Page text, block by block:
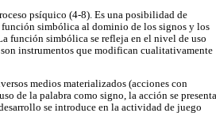
psíquico (4-8). Es una posibilidad de
simbólica al dominio de los signos y los
función simbólica se refleja en el nivel de uso
instrumentos que modifican cualitativamente
medios materializados (acciones con
de la palabra como signo, la acción se presenta
se introduce en la actividad de juego